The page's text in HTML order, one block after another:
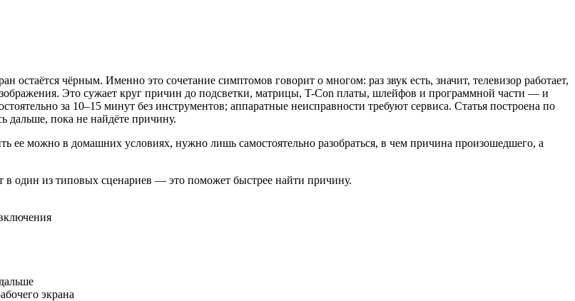
остаётся чёрным. Именно это сочетание симптомов говорит о многом: раз звук есть, значит, телевизор работает,
Это сужает круг причин до подсветки, матрицы, T-Con платы, шлейфов и программной части — и
за 10–15 минут без инструментов; аппаратные неисправности требуют сервиса. Статья построена по
дальше, пока не найдёте причину.
ее можно в домашних условиях, нужно лишь самостоятельно разобраться, в чем причина произошедшего, а
в один из типовых сценариев — это поможет быстрее найти причину.
экрана